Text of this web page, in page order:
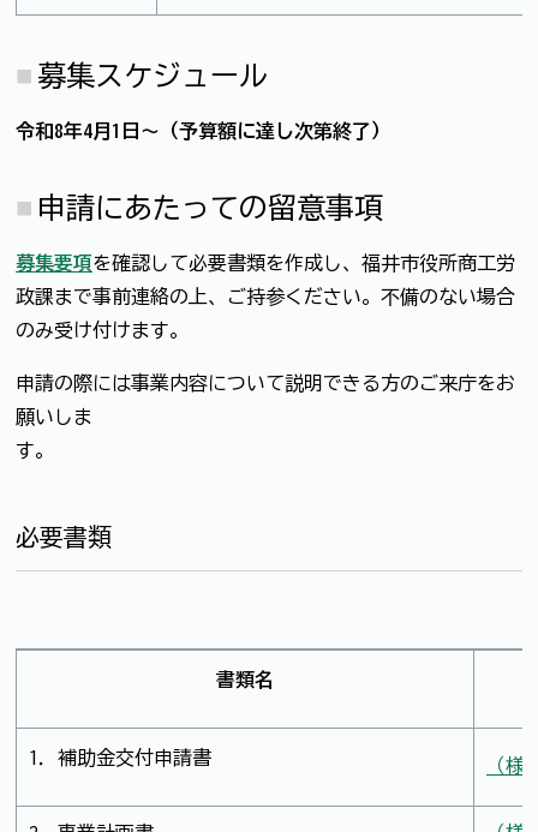
募集スケジュール
令和8年4月1日～（予算額に達し次第終了）
申請にあたっての留意事項
募集要項を確認して必要書類を作成し、福井市役所商工労
政課まで事前連絡の上、ご持参ください。不備のない場合
のみ受け付けます。
申請の際には事業内容について説明できる方のご来庁をお
願いしま
す
必要書類
書類名
1．補助金交付申請書 （様